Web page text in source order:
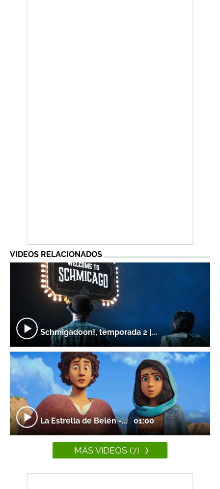
VIDEOS RELACIONADOS
Schmigadoon!, temporada 2 |...
La Estrella de Belén -...01:00
MÁS VIDEOS (7)